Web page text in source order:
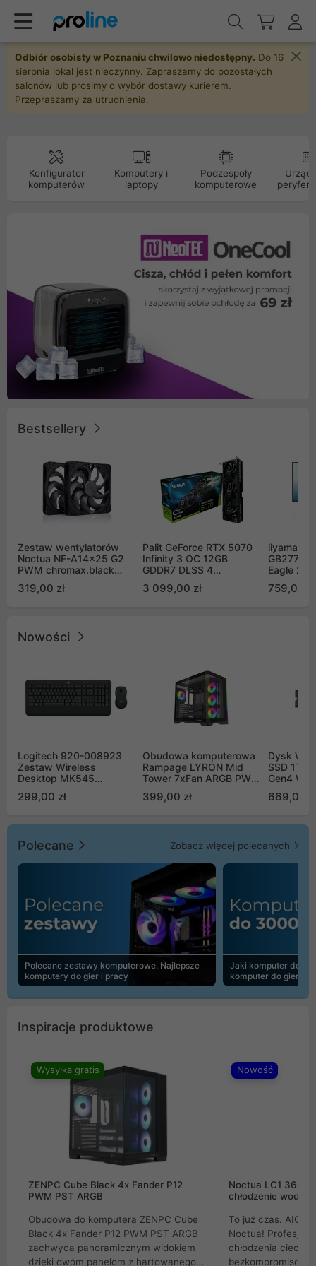
Odbiór osobisty w Poznaniu chwilowo niedostępny. Do 16
sierpnia lokal jest nieczynny. Zapraszamy do pozostałych
salonów lub prosimy o wybór dostawy kurierem.
Przepraszamy za utrudnienia.
Konfigurator
komputerów
Komputery i
laptopy
Podzespoły
komputerowe
Bestsellery
Zestaw wentylatorów
Noctua NF-A14x25 G2
PWM chromax.black
Push Pull (2szt)
319,00 zł
Palit GeForce RTX 5070
Infinity 3 OC 12GB
GDDR7 DLSS 4
GB2050S)
3 099,00 zł
iiyama G-
Eagle 27"
759,00 zł
Nowości
Logitech 920-008923
Zestaw Wireless
Desktop MK545
299,00 zł
Obudowa komputerowa
Rampage LYRON Mid
Tower 7xFan ARGB PWM
399,00 zł
Dysk WD
SSD 1TB
Gen4
669,00
Polecane Zobacz więcej polecanych
Polecane zestawy komputerowe. Najlepsze
komputery do gier i pracy
Jaki komputer do
komputer do gier |
Inspiracje produktowe
Wysyłka gratis
ZENPC Cube Black 4x Fander P12
PWM PST ARGB
Obudowa do komputera ZENPC Cube
Black 4x Fander P12 PWM PST ARGB
zachwyca panoramicznym widokiem
dzięki dwóm panelom z hartowanego
Nowość
Noctua LC1
chłodzenie wodne
To już czas. AIO
Noctua!
chłodzenia cieczą